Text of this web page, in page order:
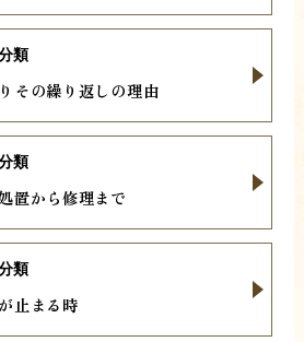
その繰り返しの理由
類
置から修理まで
類
止まる時
類